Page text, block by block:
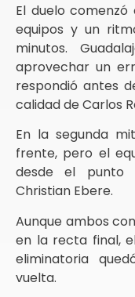
El duelo
equipos y un
minutos.
aprovechar un
respondió antes
calidad de Carlos
En la segunda
frente, pero el
desde el punto
Christian Ebere.
Aunque ambos
en la recta final,
eliminatoria
vuelta.